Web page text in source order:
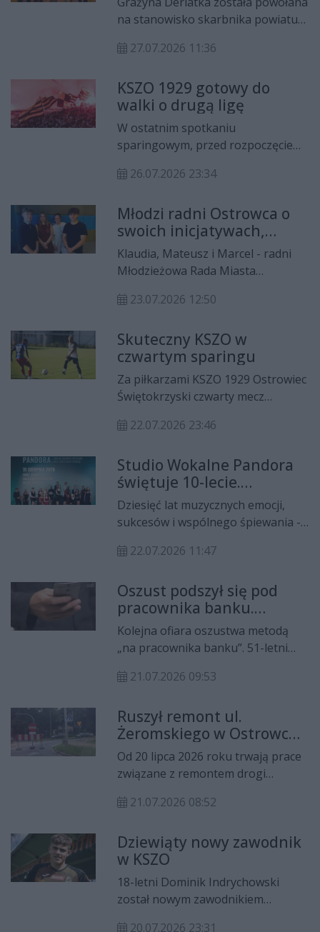
Ostrowca.
powiatu
na stanowisko skarbnika powiatu
rekomendował jej kandydaturę
sesji. Radni jednogłośnie głosowali
za powołaniem nowego skarbika.
27.07.2026 11:36
KSZO 1929 gotowy do
walki o drugą ligę
W ostatnim spotkaniu
sparingowym, przed rozpoczęciem
grupie IV piłkarze KSZO 1929
czwartoligowy OKS Opatów 6:0,
Łupem bramkowym w spotkaniu
podzielili się Piotr Łazarz, Bartosz
Snopczyński, Mateusz Majewski,
Indrychowski i Farid Ali.
26.07.2026 23:34
Młodzi radni Ostrowca o
swoich inicjatywach,
współpracy i planach na
przyszłość
Klaudia, Mateusz i Marcel - radni
Młodzieżowa Rada Miasta
także ich opiekun Karolina Solińska
Rekord na 100,9 FM.
23.07.2026 12:50
Skuteczny KSZO w
czwartym sparingu
Za piłkarzami KSZO 1929 Ostrowiec
Świętokrzyski czwarty mecz
na boisku przy ulicy Różanej
BKS Bochnia. Najskuteczniejszym
graczem w spotkaniu był
pozyskany przed tygodniem z
Ceramiki Opoczno Dominik
Indrychowski, który zdobył trzy
bramki. Ponadto do siatki rywali
Snopczyński, a po jednym trafieniu
dołożyli Mateusz Majewski i
Kajetan Leszczyk.
22.07.2026 23:46
Studio Wokalne Pandora
świętuje 10-lecie.
Jubileuszowy koncert
odbędzie się 31 sierpnia
Dziesięć lat muzycznych emocji,
sukcesów i wspólnego śpiewania -
przy Miejskim Centrum Kultury w
w tym roku swój jubileusz. Z tej
okazji przygotowano koncert, który
odbędzie się 31 sierpnia o godzinie
18.00 w sali Kina Etiuda Centrum
Tradycji Hutnictwa.
22.07.2026 11:47
Oszust podszył się pod
pracownika banku.
Mieszkaniec Ostrowca
Świętokrzyskiego stracił
ogromne pieniądze
Kolejna ofiara oszustwa metodą
„na pracownika banku”. 51-letni
Świętokrzyskiego stracił aż 375
polecenia osoby, która podszywała
się pod przedstawiciela banku.
21.07.2026 09:53
Ruszył remont ul.
Żeromskiego w Ostrowcu
Świętokrzyskim. Są zmiany
w organizacji ruchu
Od 20 lipca 2026 roku trwają prace
związane z remontem drogi
Stefana Żeromskiego w Ostrowcu
realizacją inwestycji kierowcy
muszą liczyć się z czasowymi
utrudnieniami oraz zmianami w
organizacji ruchu.
21.07.2026 08:52
Dziewiąty nowy zawodnik
w KSZO
18-letni Dominik Indrychowski
został nowym zawodnikiem
20.07.2026 23:31